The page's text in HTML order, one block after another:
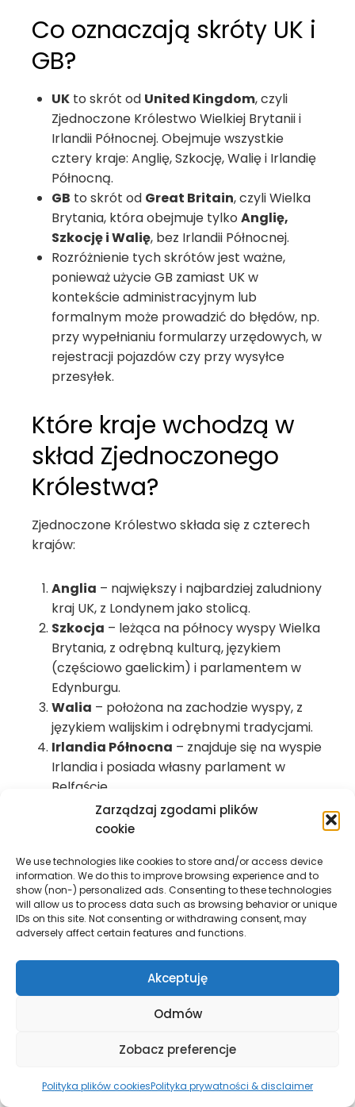
Zarządzaj zgodami plików
cookie
We use technologies like cookies to store and/or access device
information. We do this to improve browsing experience and to
show (non-) personalized ads. Consenting to these technologies
will allow us to process data such as browsing behavior or unique
IDs on this site. Not consenting or withdrawing consent, may
adversely affect certain features and functions.
Akceptuję
Odmów
Zobacz preferencje
Polityka plików cookiesPolityka prywatności & disclaimer
Co oznaczają skróty UK i
GB?
UK to skrót od United Kingdom, czyli
Zjednoczone Królestwo Wielkiej Brytanii i
Irlandii Północnej. Obejmuje wszystkie
cztery kraje: Anglię, Szkocję, Walię i Irlandię
Północną.
GB to skrót od Great Britain, czyli Wielka
Brytania, która obejmuje tylko Anglię,
Szkocję i Walię, bez Irlandii Północnej.
Rozróżnienie tych skrótów jest ważne,
ponieważ użycie GB zamiast UK w
kontekście administracyjnym lub
formalnym może prowadzić do błędów, np.
przy wypełnianiu formularzy urzędowych, w
rejestracji pojazdów czy przy wysyłce
przesyłek.
Które kraje wchodzą w
skład Zjednoczonego
Królestwa?
Zjednoczone Królestwo składa się z czterech
krajów:
Anglia – największy i najbardziej zaludniony
kraj UK, z Londynem jako stolicą.
Szkocja – leżąca na północy wyspy Wielka
Brytania, z odrębną kulturą, językiem
(częściowo gaelickim) i parlamentem w
Edynburgu.
Walia – położona na zachodzie wyspy, z
językiem walijskim i odrębnymi tradycjami.
Irlandia Północna – znajduje się na wyspie
Irlandia i posiada własny parlament w
Belfaście.
Każdy z tych krajów ma swoją historię, kulturę i
Zjednoczone Królestwo jest państwem
wielonarodowym, w którym różnorodność
kulturowa jest bardzo widoczna.
Wyspy Brytyjskie – co
obejmują?
obejmujące wszystkie wyspy na północnym
do nich: